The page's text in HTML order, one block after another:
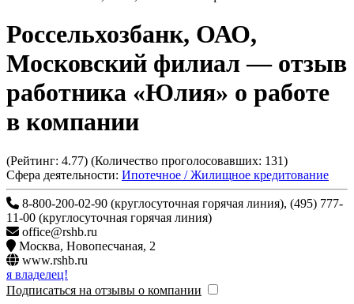
Россельхозбанк, ОАО,
Московский филиал— отзыв
работника «Юлия» о работе
в компании
(Рейтинг: 4.77) (Количество проголосовавших: 131)
Сфера деятельности: Ипотечное / Жилищное кредитование
8-800-200-02-90 (круглосуточная горячая линия), (495) 777-
11-00 (круглосуточная горячая линия)
office@rshb.ru
Москва, Новопесчаная, 2
www.rshb.ru
я владелец!
Подписаться на отзывы о компании